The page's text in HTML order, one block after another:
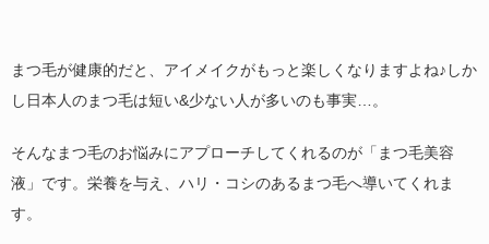
まつ毛が健康的だと、アイメイクがもっと楽しくなりますよね♪しか
し日本人のまつ毛は短い&少ない人が多いのも事実…。
そんなまつ毛のお悩みにアプローチしてくれるのが「まつ毛美容
液」です。栄養を与え、ハリ・コシのあるまつ毛へ導いてくれま
す。